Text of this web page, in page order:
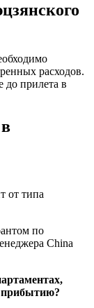
расходов.
до прилета в
от типа
по
China
прибытию?